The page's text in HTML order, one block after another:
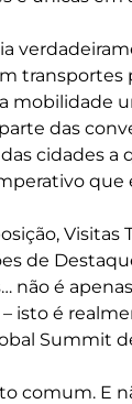
transportes
mobilidade
das
cidades a
que
Visitas
de
não é
isto é
Summit
comum. E